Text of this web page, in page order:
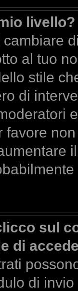
livello?
al tuo
stile
di
favore
sul
di
di